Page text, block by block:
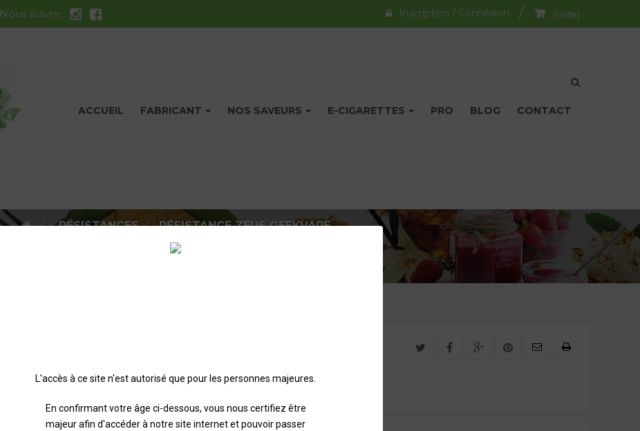
(vide)
Inscription / Connexion
Nous suivre :
ACCUEIL FABRICANT NOS SAVEURS E-CIGARETTES PRO BLOG CONTACT
L'accès à ce site n'est autorisé que pour les personnes majeures.
En confirmant votre âge ci-dessous, vous nous certifiez être
majeur afin d'accéder à notre site internet et pouvoir passer
> RÉSISTANCES > RÉSISTANCE ZEUS GEEKVAPE
Vendu par boite de 5